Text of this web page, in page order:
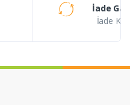
İade
İade